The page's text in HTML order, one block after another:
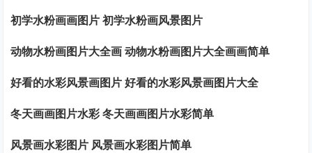
初学水粉画画图片 初学水粉画风景图片
动物水粉画图片大全画 动物水粉画图片大全画画简单
好看的水彩风景画图片 好看的水彩风景画图片大全
冬天画画图片水彩 冬天画画图片水彩简单
风景画水彩图片 风景画水彩图片简单